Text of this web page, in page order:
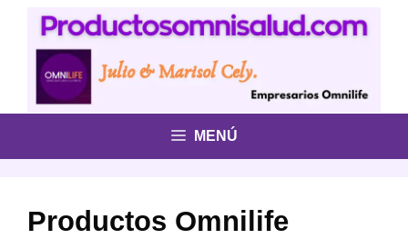
Saltar
contenido
MENÚ
Productos Omnilife